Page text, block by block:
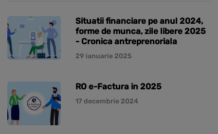
Situatii financiare pe anul 2024,
forme de munca, zile libere 2025
- Cronica antreprenoriala
29 ianuarie 2025
RO e-Factura in 2025
17 decembrie 2024